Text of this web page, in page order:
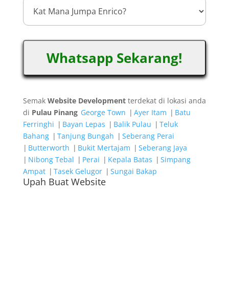
Whatsapp Sekarang!
Semak Website Developmentterdekat di lokasi anda
di Pulau Pinang George Town | Ayer Itam | Batu
Ferringhi | Bayan Lepas | Balik Pulau | Teluk
Bahang | Tanjung Bungah | Seberang Perai
| Butterworth | Bukit Mertajam | Seberang Jaya
| Nibong Tebal | Perai | Kepala Batas | Simpang
Ampat | Tasek Gelugor | Sungai Bakap
Upah Buat Website